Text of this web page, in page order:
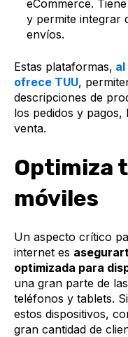
eCommerce.
y permite integrar
envíos.
Estas plataformas,
ofrece TUU,
descripciones de
los pedidos y
venta.
Optimiza
móviles
Un aspecto crítico
internet es
optimizada para
una gran parte de
teléfonos y tablets.
estos dispositivos,
gran cantidad de